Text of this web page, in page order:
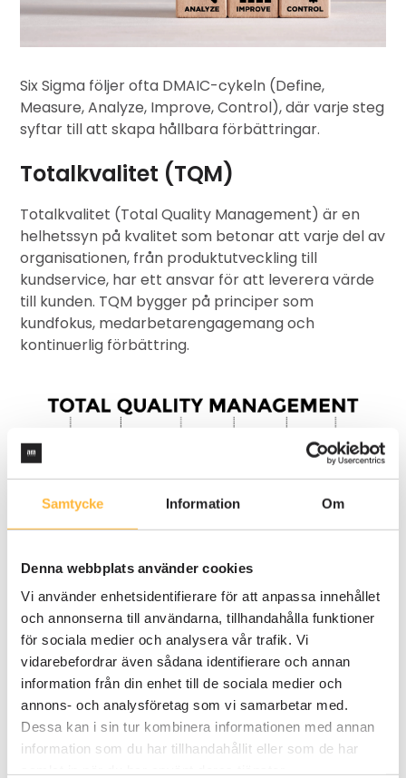
Samtycke Information Om
Denna webbplats använder cookies
Vi använder enhetsidentifierare för att anpassa innehållet
och annonserna till användarna, tillhandahålla funktioner
för sociala medier och analysera vår trafik. Vi
vidarebefordrar även sådana identifierare och annan
information från din enhet till de sociala medier och
annons- och analysföretag som vi samarbetar med.
Dessa kan i sin tur kombinera informationen med annan
information som du har tillhandahållit eller som de har
Six Sigma följer ofta DMAIC-cykeln (Define,
Measure, Analyze, Improve, Control), där varje steg
syftar till att skapa hållbara förbättringar.
Totalkvalitet (TQM)
Totalkvalitet (Total Quality Management) är en
helhetssyn på kvalitet som betonar att varje del av
organisationen, från produktutveckling till
kundservice, har ett ansvar för att leverera värde
till kunden. TQM bygger på principer som
kundfokus, medarbetarengagemang och
kontinuerlig förbättring.
Hur ständiga förbättringar
skapar värde
Att arbeta med ständiga förbättringar innebär att
en organisation systematiskt söker möjligheter att
förbättra alla aspekter av sin verksamhet, från
produktion och leverans till interna processer och
kundrelationer. Effekterna av ett kontinuerligt
förbättringsarbete går långt utöver enskilda
vinster – det skapar en grund för långsiktig
framgång och hållbar utveckling. Här är hur